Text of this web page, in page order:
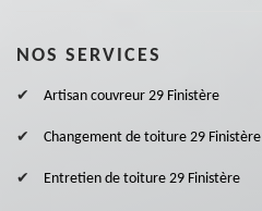
NOS SERVICES
Artisan couvreur 29 Finistère
Changement de toiture 29 Finistère
Entretien de toiture 29 Finistère